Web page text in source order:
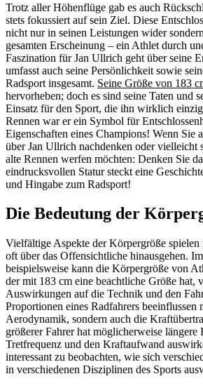
Trotz aller Höhenflüge gab es auch
stets fokussiert auf sein Ziel. Diese
nicht nur in seinen Leistungen wider
gesamten Erscheinung – ein Athlet durch
Faszination für Jan Ullrich geht über seine
umfasst auch seine Persönlichkeit sowie
Radsport insgesamt. Seine Größe von 183
hervorheben; doch es sind seine Taten und
Einsatz für den Sport, die ihn wirklich
Rennen war er ein Symbol für
Eigenschaften eines Champions! Wenn Sie
über Jan Ullrich nachdenken oder vielleicht
alte Rennen werfen möchten: Denken Sie
eindrucksvollen Statur steckt eine
und Hingabe zum Radsport!
Die Bedeutung der
Vielfältige Aspekte der Körpergröße
oft über das Offensichtliche hinausgehen.
beispielsweise kann die Körpergröße von
der mit 183 cm eine beachtliche Größe hat,
Auswirkungen auf die Technik und den
Proportionen eines Radfahrers beeinflussen
Aerodynamik, sondern auch die
größerer Fahrer hat möglicherweise längere
Tretfrequenz und den Kraftaufwand
interessant zu beobachten, wie sich
in verschiedenen Disziplinen des Sports